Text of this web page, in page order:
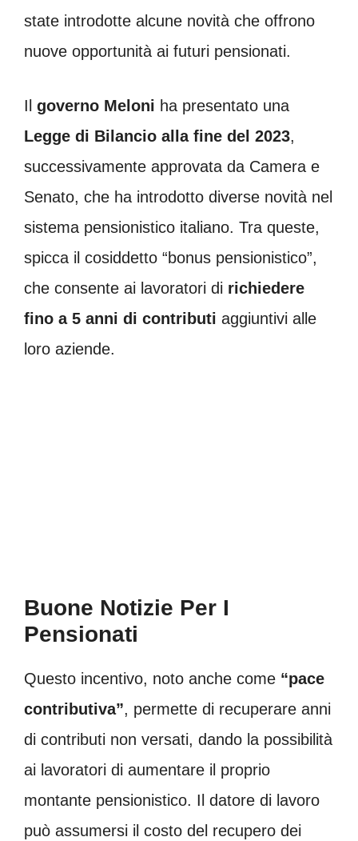
state introdotte alcune novità che offrono
nuove opportunità ai futuri pensionati.
Il governo Meloni ha presentato una
Legge di Bilancio alla fine del 2023,
successivamente approvata da Camera e
Senato, che ha introdotto diverse novità nel
sistema pensionistico italiano. Tra queste,
spicca il cosiddetto “bonus pensionistico”,
che consente ai lavoratori di richiedere
fino a 5 anni di contributi aggiuntivi alle
loro aziende.
Buone Notizie Per I
Pensionati
Questo incentivo, noto anche come “pace
contributiva”, permette di recuperare anni
di contributi non versati, dando la possibilità
ai lavoratori di aumentare il proprio
montante pensionistico. Il datore di lavoro
può assumersi il costo del recupero dei